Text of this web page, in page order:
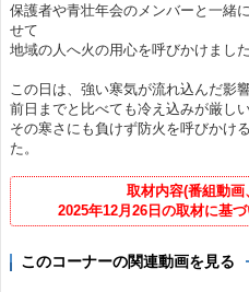
保護者や青壮年会のメンバーと一緒
せて
地域の人へ火の用心を呼びかけました
この日は、強い寒気が流れ込んだ影
前日までと比べても冷え込みが厳し
その寒さにも負けず防火を呼びかけ
た。
取材内容(番組動
2025年12月26日の取材に基
このコーナーの関連動画を見る